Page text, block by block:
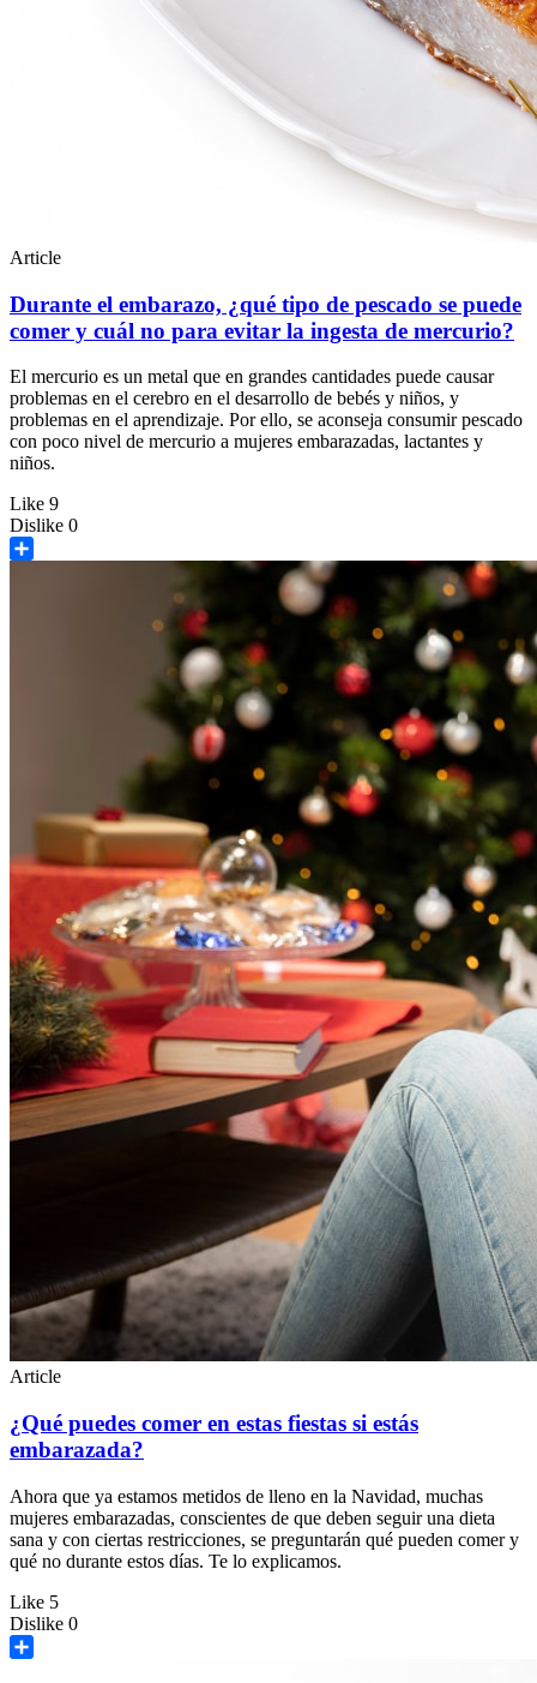
Article
Durante el embarazo, ¿qué tipo de pescado se puede
comer y cuál no para evitar la ingesta de mercurio?
El mercurio es un metal que en grandes cantidades puede causar
problemas en el cerebro en el desarrollo de bebés y niños, y
problemas en el aprendizaje. Por ello, se aconseja consumir pescado
con poco nivel de mercurio a mujeres embarazadas, lactantes y
niños.
Like 9
Dislike 0
Article
¿Qué puedes comer en estas fiestas si estás
embarazada?
Ahora que ya estamos metidos de lleno en la Navidad, muchas
mujeres embarazadas, conscientes de que deben seguir una dieta
sana y con ciertas restricciones, se preguntarán qué pueden comer y
qué no durante estos días. Te lo explicamos.
Like 5
Dislike 0